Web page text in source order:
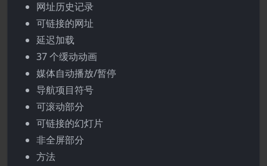
网址历史记录
可链接的网址
延迟加载
37 个缓动动画
媒体自动播放/暂停
导航项目符号
可滚动部分
可链接的幻灯片
非全屏部分
方法